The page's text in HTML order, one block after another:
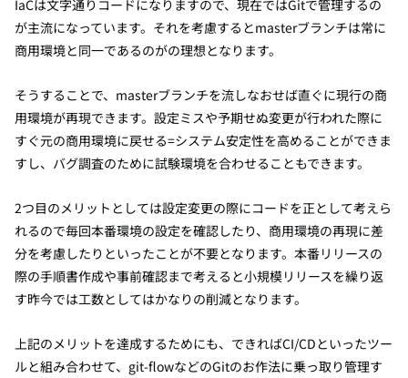
IaCは文字通りコードになりますので、現在ではGitで管理するの
が主流になっています。それを考慮するとmasterブランチは常に
商用環境と同一であるのがの理想となります。
そうすることで、masterブランチを流しなおせば直ぐに現行の商
用環境が再現できます。設定ミスや予期せぬ変更が行われた際に
すぐ元の商用環境に戻せる=システム安定性を高めることができま
すし、バグ調査のために試験環境を合わせることもできます。
2つ目のメリットとしては設定変更の際にコードを正として考えら
れるので毎回本番環境の設定を確認したり、商用環境の再現に差
分を考慮したりといったことが不要となります。本番リリースの
際の手順書作成や事前確認まで考えると小規模リリースを繰り返
す昨今では工数としてはかなりの削減となります。
上記のメリットを達成するためにも、できればCI/CDといったツー
ルと組み合わせて、git-flowなどのGitのお作法に乗っ取り管理す